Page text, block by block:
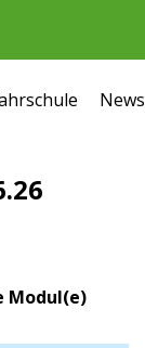
News
Modul(e)